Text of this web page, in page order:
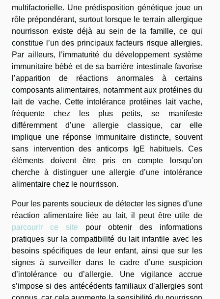
multifactorielle. Une prédisposition génétique joue un
rôle prépondérant, surtout lorsque le terrain allergique
nourrisson existe déjà au sein de la famille, ce qui
constitue l’un des principaux facteurs risque allergies.
Par ailleurs, l’immaturité du développement système
immunitaire bébé et de sa barrière intestinale favorise
l’apparition de réactions anormales à certains
composants alimentaires, notamment aux protéines du
lait de vache. Cette intolérance protéines lait vache,
fréquente chez les plus petits, se manifeste
différemment d’une allergie classique, car elle
implique une réponse immunitaire distincte, souvent
sans intervention des anticorps IgE habituels. Ces
éléments doivent être pris en compte lorsqu’on
cherche à distinguer une allergie d’une intolérance
alimentaire chez le nourrisson.
Pour les parents soucieux de détecter les signes d’une
réaction alimentaire liée au lait, il peut être utile de
parcourir ce site pour obtenir des informations
pratiques sur la compatibilité du lait infantile avec les
besoins spécifiques de leur enfant, ainsi que sur les
signes à surveiller dans le cadre d’une suspicion
d’intolérance ou d’allergie. Une vigilance accrue
s’impose si des antécédents familiaux d’allergies sont